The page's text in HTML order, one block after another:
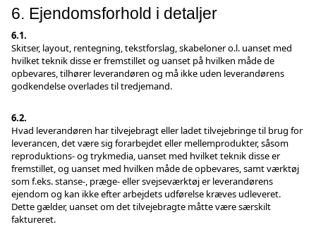
6. Ejendomsforhold i detaljer
6.1.
Skitser, layout, rentegning, tekstforslag, skabeloner o.l. uanset med
hvilket teknik disse er fremstillet og uanset på hvilken måde de
opbevares, tilhører leverandøren og må ikke uden leverandørens
godkendelse overlades til tredjemand.
6.2.
Hvad leverandøren har tilvejebragt eller ladet tilvejebringe til brug for
leverancen, det være sig forarbejdet eller mellemprodukter, såsom
reproduktions- og trykmedia, uanset med hvilket teknik disse er
fremstillet, og uanset med hvilken måde de opbevares, samt værktøj
som f.eks. stanse-, præge- eller svejseværktøj er leverandørens
ejendom og kan ikke efter arbejdets udførelse kræves udleveret.
Dette gælder, uanset om det tilvejebragte måtte være særskilt
faktureret.